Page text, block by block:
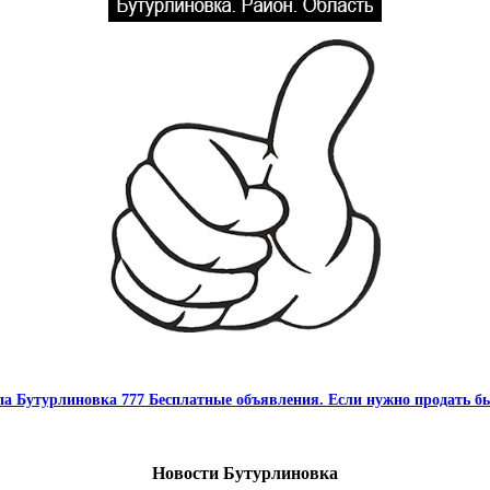
Бутурлиновка 777 Бесплатные объявления. Если нужно продать
Новости Бутурлиновка